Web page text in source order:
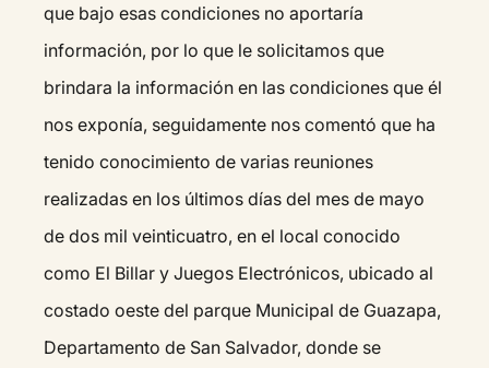
que bajo esas condiciones no aportaría
información, por lo que le solicitamos que
brindara la información en las condiciones que él
nos exponía, seguidamente nos comentó que ha
tenido conocimiento de varias reuniones
realizadas en los últimos días del mes de mayo
de dos mil veinticuatro, en el local conocido
como El Billar y Juegos Electrónicos, ubicado al
costado oeste del parque Municipal de Guazapa,
Departamento de San Salvador, donde se